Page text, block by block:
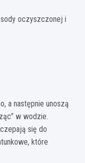
oczyszczonej i
a następnie unoszą
w wodzie.
się do
które